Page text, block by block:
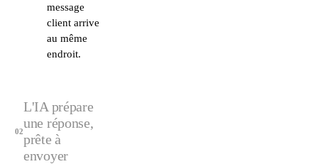
message
client arrive
au même
endroit.
02
L'IA prépare
une réponse,
prête à
envoyer